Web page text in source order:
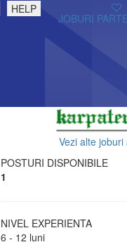
HELP
JOBURI
Vezi alte
POSTURI DISPONIBILE
1
NIVEL EXPERIENTA
6 - 12 luni